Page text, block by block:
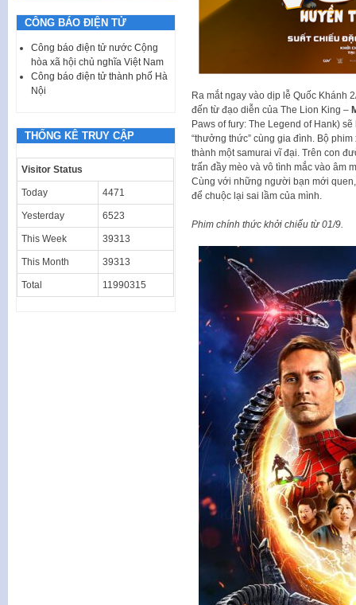
Ra mắt ngay vào dịp lễ Quốc Khánh
đến từ đạo diễn của The Lion King –
Paws of fury: The Legend of Hank)
“thưởng thức” cùng gia đình. Bộ
thành một samurai vĩ đại. Trên con
trấn đầy mèo và vô tình mắc vào âm
Cùng với những người bạn mới
để chuộc lại sai lầm của mình.
Phim chính thức khởi chiếu từ 01/9.
CÔNG BÁO ĐIỆN TỬ
Công báo điện tử nước Cộng
hòa xã hội chủ nghĩa Việt Nam
Công báo điện tử thành phố Hà
Nội
THỐNG KÊ TRUY CẬP
Visitor Status
Today 4471
Yesterday 6523
This Week 39313
This Month 39313
Total 11990315